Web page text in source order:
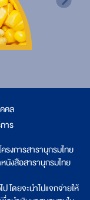
คล
าร
รงการสารานุกรมไทย
นังสือสารานุกรมไทย
โดยจะนำไปแจกจ่ายให้